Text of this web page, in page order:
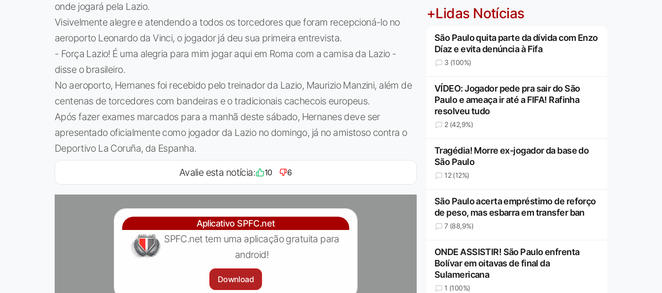
onde jogará pela Lazio.
Visivelmente alegre e atendendo a todos os torcedores que foram recepcioná-lo no
aeroporto Leonardo da Vinci, o jogador já deu sua primeira entrevista.
- Força Lazio! É uma alegria para mim jogar aqui em Roma com a camisa da Lazio -
disse o brasileiro.
No aeroporto, Hernanes foi recebido pelo treinador da Lazio, Maurizio Manzini, além de
centenas de torcedores com bandeiras e o tradicionais cachecois europeus.
Após fazer exames marcados para a manhã deste sábado, Hernanes deve ser
apresentado oficialmente como jogador da Lazio no domingo, já no amistoso contra o
Deportivo La Coruña, da Espanha.
Avalie esta notícia: 10 6
Aplicativo SPFC.net
SPFC.net tem uma aplicação gratuita para
android!
Download
+Lidas Notícias
São Paulo quita parte da dívida com Enzo
Díaz e evita denúncia à Fifa
3 (100%)
VÍDEO: Jogador pede pra sair do São
Paulo e ameaça ir até a FIFA! Rafinha
resolveu tudo
2 (42,9%)
Tragédia! Morre ex-jogador da base do
São Paulo
12 (12%)
São Paulo acerta empréstimo de reforço
de peso, mas esbarra em transfer ban
7 (88,9%)
ONDE ASSISTIR! São Paulo enfrenta
Bolívar em oitavas de final da
Sulamericana
1 (100%)